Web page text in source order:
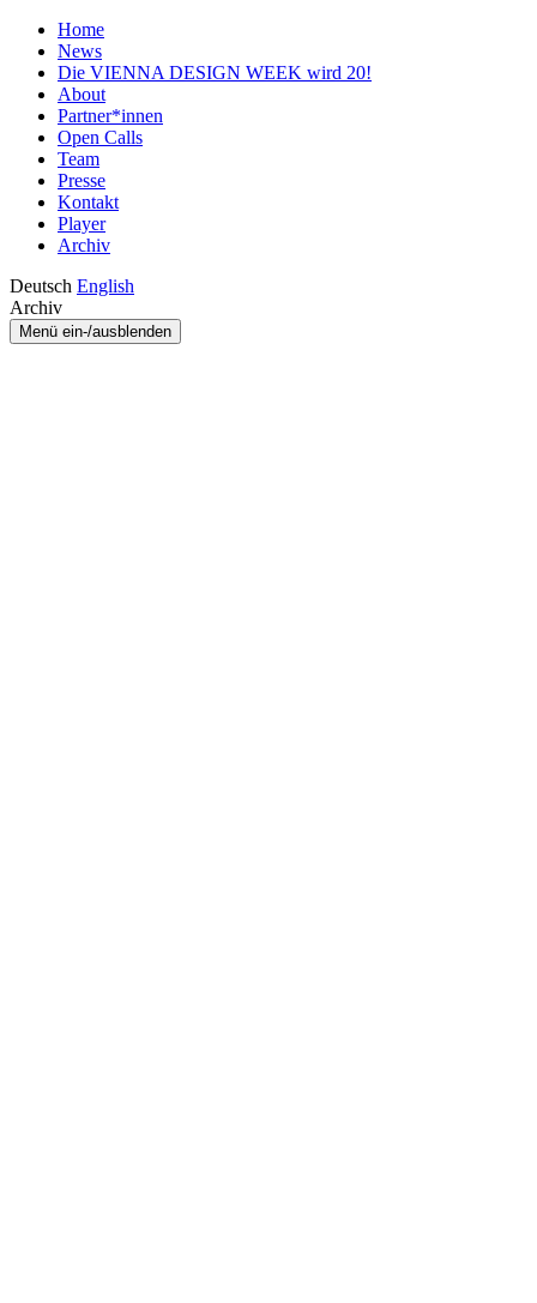
Home
News
Die VIENNA DESIGN WEEK wird 20!
About
Partner*innen
Open Calls
Team
Presse
Kontakt
Player
Archiv
Deutsch English
Archiv
Menü ein-/ausblenden